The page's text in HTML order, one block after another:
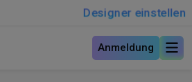
Designer einstellen
Anmeldung